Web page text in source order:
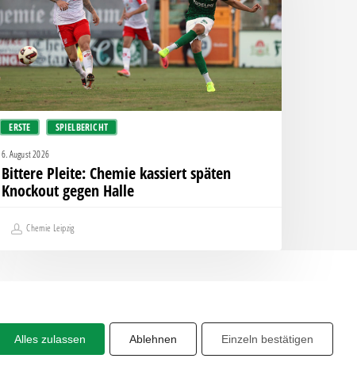
ERSTE SPIELBERICHT
6. August 2026
Bittere Pleite: Chemie kassiert späten
Knockout gegen Halle
Chemie Leipzig
Share
Alles zulassen Ablehnen Einzeln bestätigen